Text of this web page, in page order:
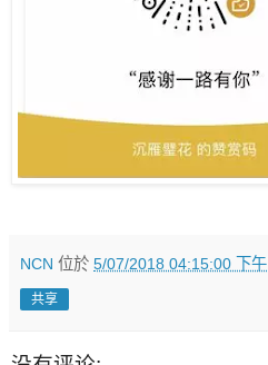
NCN 位於 5/07/2018 04:15:00 下午
共享